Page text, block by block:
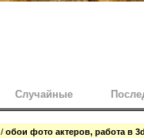
Случайные
/обои фото актеров, работа в